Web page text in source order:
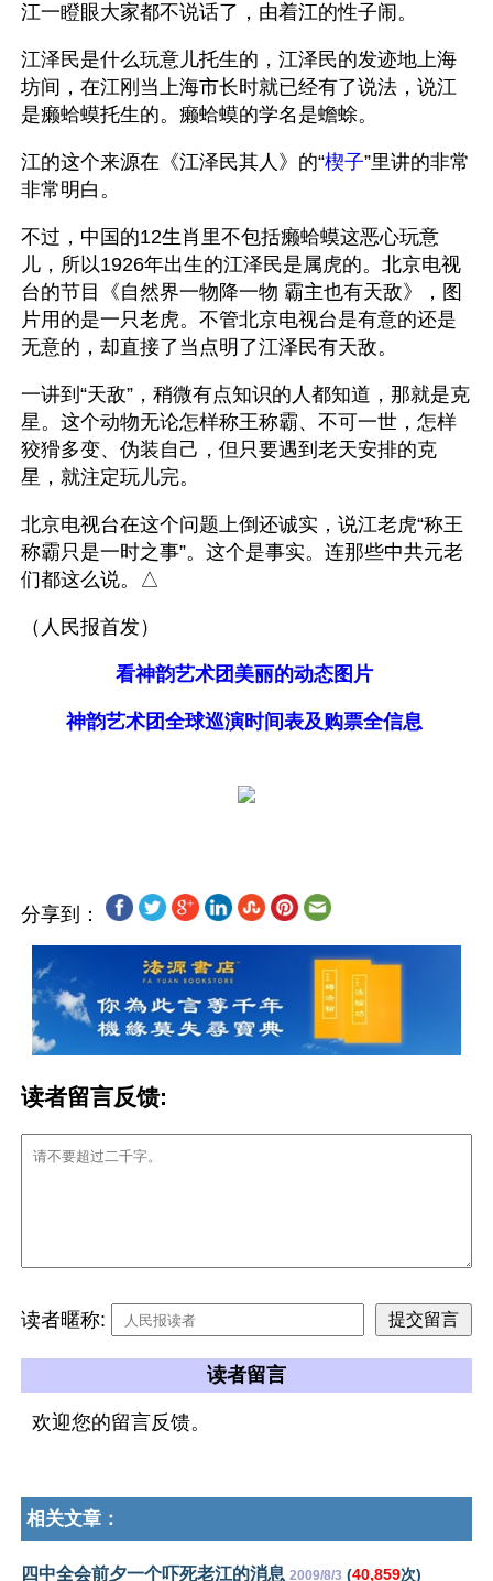
江一瞪眼大家都不说话了，由着江的性子闹。
江泽民是什么玩意儿托生的，江泽民的发迹地上海
坊间，在江刚当上海市长时就已经有了说法，说江
是癞蛤蟆托生的。癞蛤蟆的学名是蟾蜍。
江的这个来源在《江泽民其人》的“楔子”里讲的非常
非常明白。
不过，中国的12生肖里不包括癞蛤蟆这恶心玩意
儿，所以1926年出生的江泽民是属虎的。北京电视
台的节目《自然界一物降一物 霸主也有天敌》，图
片用的是一只老虎。不管北京电视台是有意的还是
无意的，却直接了当点明了江泽民有天敌。
一讲到“天敌”，稍微有点知识的人都知道，那就是克
星。这个动物无论怎样称王称霸、不可一世，怎样
狡猾多变、伪装自己，但只要遇到老天安排的克
星，就注定玩儿完。
北京电视台在这个问题上倒还诚实，说江老虎“称王
称霸只是一时之事”。这个是事实。连那些中共元老
们都这么说。△
（人民报首发）
看神韵艺术团美丽的动态图片
神韵艺术团全球巡演时间表及购票全信息
分享到：
读者留言反馈:
读者暱称:
读者留言
欢迎您的留言反馈。
相关文章：
四中全会前夕一个吓死老江的消息 2009/8/3 (40,859次)